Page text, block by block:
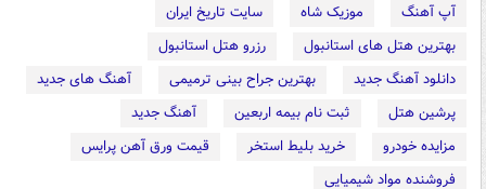
آپ آهنگ موزیک شاه
سایت تاریخ ایران
بهترین هتل های استانبول
رزرو هتل استانبول
دانلود آهنگ جدید
بهترین جراح بینی ترمیمی
آهنگ های جدید
پرشین هتل
ثبت نام بیمه اربعین
آهنگ جدید
مزایده خودرو
خرید بلیط استخر
قیمت ورق آهن پرایس
فروشنده مواد شیمیایی